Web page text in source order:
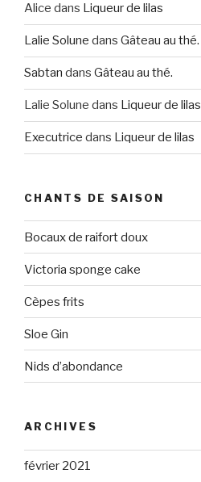
Alice dans Liqueur de lilas
Lalie Solune dans Gâteau au thé.
Sabtan dans Gâteau au thé.
Lalie Solune dans Liqueur de lilas
Executrice dans Liqueur de lilas
CHANTS DE SAISON
Bocaux de raifort doux
Victoria sponge cake
Cèpes frits
Sloe Gin
Nids d’abondance
ARCHIVES
février 2021